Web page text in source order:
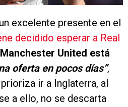
excelente presente en el
decidido esperar a Real
Manchester United está
oferta en pocos días”,
ir a Inglaterra, al
a ello, no se descarta